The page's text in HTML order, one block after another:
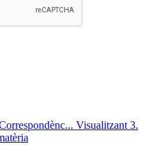
Visualitzant 3.